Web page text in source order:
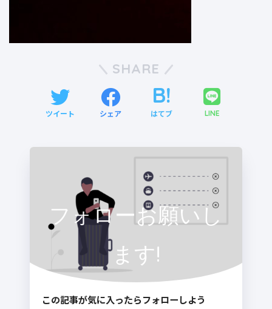
SHARE
ツイート シェア はてブ LINE
フォローお願いし
ます!
この記事が気に入ったらフォローしよう